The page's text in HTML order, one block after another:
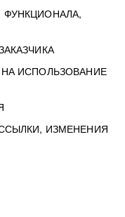
НА ИСПОЛЬЗОВАНИЕ
ИЗМЕНЕНИЯ